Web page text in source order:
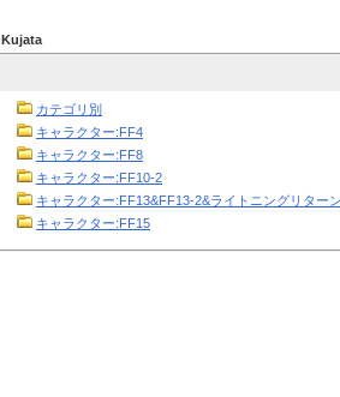
Kujata
カテゴリ別
キャラクター:FF4
キャラクター:FF8
キャラクター:FF10-2
キャラクター:FF13&FF13-2&ライトニングリター
キャラクター:FF15